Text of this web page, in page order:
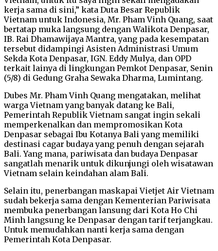
kerja sama di sini,” kata Duta Besar Republik
Vietnam untuk Indonesia, Mr. Pham Vinh Quang, saat
bertatap muka langsung dengan Walikota Denpasar,
IB. Rai Dhamawijaya Mantra, yang pada kesempatan
tersebut didampingi Asisten Administrasi Umum
Sekda Kota Denpasar, IGN. Eddy Mulya, dan OPD
terkait lainya di lingkungan Pemkot Denpasar, Senin
(5/8) di Gedung Graha Sewaka Dharma, Lumintang.
Dubes Mr. Pham Vinh Quang mengatakan, melihat
warga Vietnam yang banyak datang ke Bali,
Pemerintah Republik Vietnam sangat ingin sekali
memperkenalkan dan mempromosikan Kota
Denpasar sebagai Ibu Kotanya Bali yang memiliki
destinasi cagar budaya yang penuh dengan sejarah
Bali. Yang mana, pariwisata dan budaya Denpasar
sangatlah menarik untuk dikunjungi oleh wisatawan
Vietnam selain keindahan alam Bali.
Selain itu, penerbangan maskapai Vietjet Air Vietnam
sudah bekerja sama dengan Kementerian Pariwisata
membuka penerbangan lansung dari Kota Ho Chi
Minh langsung ke Denpasar dengan tarif terjangkau.
Untuk memudahkan nanti kerja sama dengan
Pemerintah Kota Denpasar.